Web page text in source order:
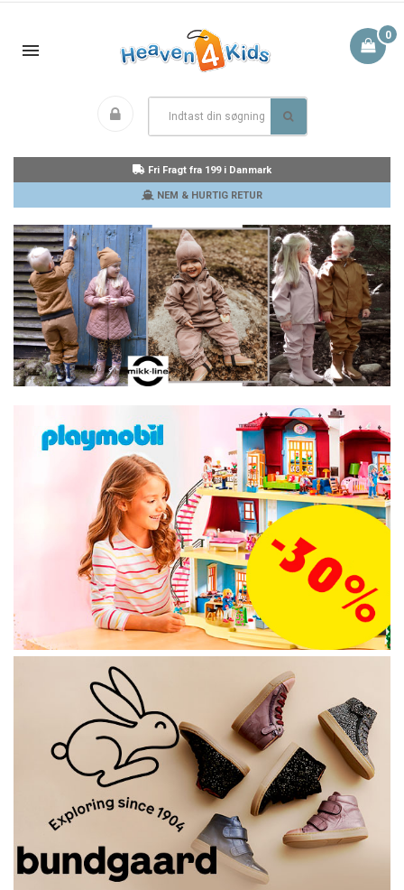
0
Fri Fragt fra 199 i Danmark
NEM & HURTIG RETUR